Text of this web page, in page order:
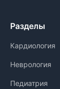
Разделы
Кардиология
Неврология
Педиатрия